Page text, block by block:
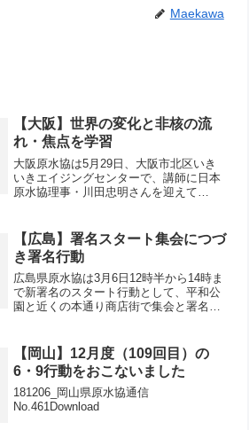
Maekawa
【大阪】世界の変化と非核の流
れ・焦点を学習
大阪原水協は5月29日、大阪市北区いき
いきエイジングセンターで、講師に日本
原水協理事・川田忠明さんを迎えて
界大会の成功をめざす学習会を開きまし
た。
【広島】署名スタート集会につづ
き署名行動
広島県原水協は3月6日12時半から14時ま
で新署名のスタート行動として、平和公
園と近くの本通り商店街で集会と署名活
には約50人が参加し、被爆者・青年・女
性・労働組合代表...
【岡山】12月度（109回目）の
6・9行動をおこないました
181206_岡山県原水協通信
No.461Download